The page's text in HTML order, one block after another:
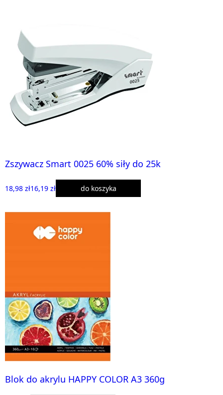
Zszywacz Smart 0025 60% siły do 25k
18,98 zł16,19 zł do koszyka
Blok do akrylu HAPPY COLOR A3 360g